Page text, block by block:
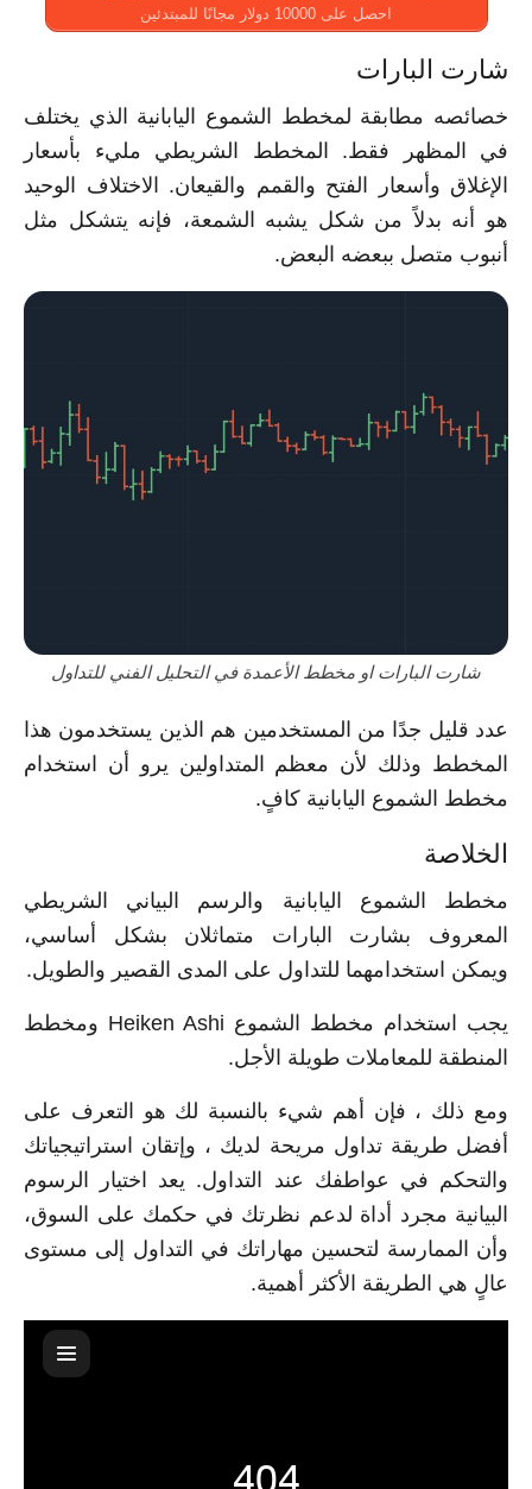
احصل على 10000 دولار مجانًا للمبتدئين
شارت البارات
خصائصه مطابقة لمخطط الشموع اليابانية الذي يختلف
في المظهر فقط. المخطط الشريطي مليء بأسعار
الإغلاق وأسعار الفتح والقمم والقيعان. الاختلاف الوحيد
هو أنه بدلاً من شكل يشبه الشمعة، فإنه يتشكل مثل
أنبوب متصل ببعضه البعض.
شارت البارات او مخطط الأعمدة في التحليل الفني للتداول
عدد قليل جدًا من المستخدمين هم الذين يستخدمون هذا
المخطط وذلك لأن معظم المتداولين يرو أن استخدام
مخطط الشموع اليابانية كافٍ.
الخلاصة
مخطط الشموع اليابانية والرسم البياني الشريطي
المعروف بشارت البارات متماثلان بشكل أساسي،
ويمكن استخدامهما للتداول على المدى القصير والطويل.
يجب استخدام مخطط الشموع Heiken Ashi ومخطط
المنطقة للمعاملات طويلة الأجل.
ومع ذلك ، فإن أهم شيء بالنسبة لك هو التعرف على
أفضل طريقة تداول مريحة لديك ، وإتقان استراتيجياتك
والتحكم في عواطفك عند التداول. يعد اختيار الرسوم
البيانية مجرد أداة لدعم نظرتك في حكمك على السوق،
وأن الممارسة لتحسين مهاراتك في التداول إلى مستوى
عالٍ هي الطريقة الأكثر أهمية.